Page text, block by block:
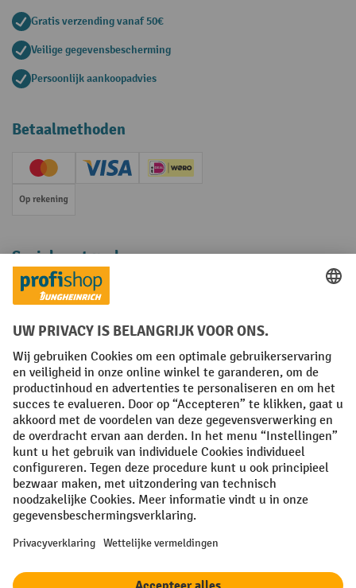
Gratis verzending vanaf 50€
Veilige gegevensbescherming
Persoonlijk aankoopadvies
Betaalmethoden
Creditcard (Master)Creditcard (Visa)iDEAL | Wero
Op rekening
Sociale netwerken
Facebook
YouTube
LinkedInInstagram
Algemene leveringsvoorwaarden Copyright
Privacyverklaring Privacy Instellingen
All prices excl. VAT plusshipping costs and possible delivery charges,
if not stated otherwise.
¹ De korting is geldig zolang de voorraad strekt. De korting is niet van
toepassing op speciale prijzen. Een combinatie met andere
procentuele kortingen of vouchers is niet mogelijk. | ² De korting
nieuwsbrief. De voucher is 10 dagen geldig en kan online worden
korting varieert per productcategorie en is maximaal 10%. Elektrische